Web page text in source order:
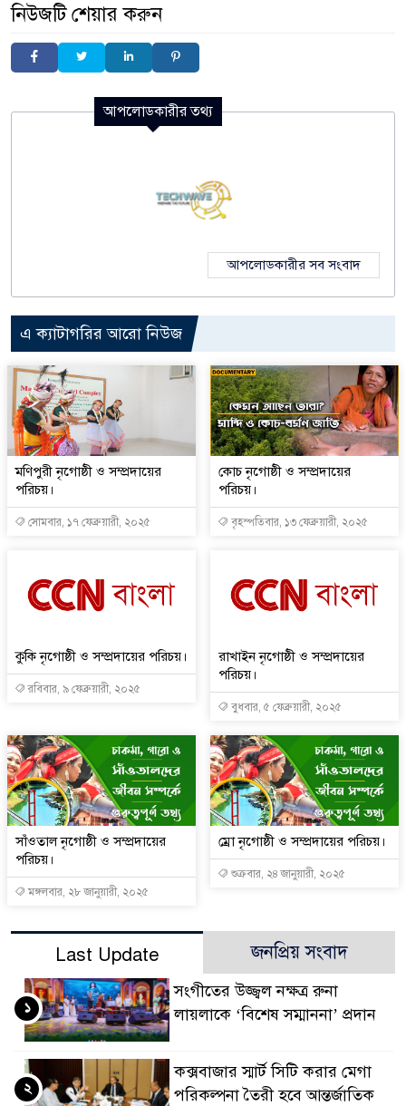
নিউজটি শেয়ার করুন
আপলোডকারীর তথ্য
আপলোডকারীর সব সংবাদ
এ ক্যাটাগরির আরো নিউজ
মণিপুরী নৃগোষ্ঠী ও সম্প্রদায়ের
পরিচয়।
সোমবার, ১৭ ফেব্রুয়ারী, ২০২৫
কোচ নৃগোষ্ঠী ও সম্প্রদায়ের
পরিচয়।
বৃহস্পতিবার, ১৩ ফেব্রুয়ারী, ২০২৫
কুকি নৃগোষ্ঠী ও সম্প্রদায়ের পরিচয়।
রবিবার, ৯ ফেব্রুয়ারী, ২০২৫
রাখাইন নৃগোষ্ঠী ও সম্প্রদায়ের
পরিচয়।
বুধবার, ৫ ফেব্রুয়ারী, ২০২৫
সাঁওতাল নৃগোষ্ঠী ও সম্প্রদায়ের
পরিচয়।
মঙ্গলবার, ২৮ জানুয়ারী, ২০২৫
ম্রো নৃগোষ্ঠী ও সম্প্রদায়ের পরিচয়।
শুক্রবার, ২৪ জানুয়ারী, ২০২৫
Last Update জনপ্রিয় সংবাদ
সংগীতের উজ্জ্বল নক্ষত্র রুনা
লায়লাকে ‘বিশেষ সম্মাননা’ প্রদান
১
কক্সবাজার স্মার্ট সিটি করার মেগা
পরিকল্পনা তৈরী হবে আন্তর্জাতিক
২